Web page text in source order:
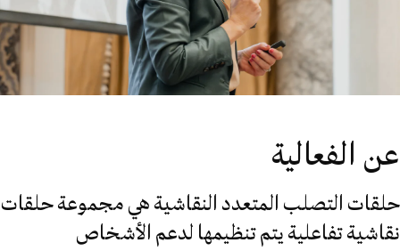
عن الفعالية
حلقات التصلب المتعدد النقاشية هي مجموعة حلقات
نقاشية تفاعلية يتم تنظيمها لدعم الأشخاص